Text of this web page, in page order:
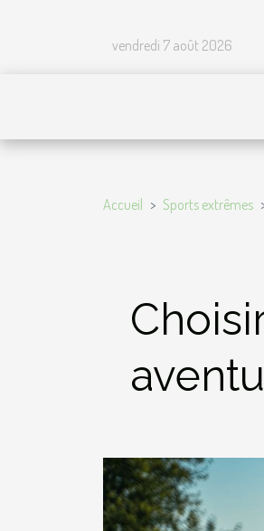
vendredi 7 août 2026
Accueil Sports extrêmes